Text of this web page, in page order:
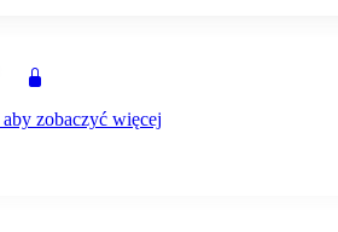
złodzieji bo oni nie lubią być złapani )
zobaczyć więcej